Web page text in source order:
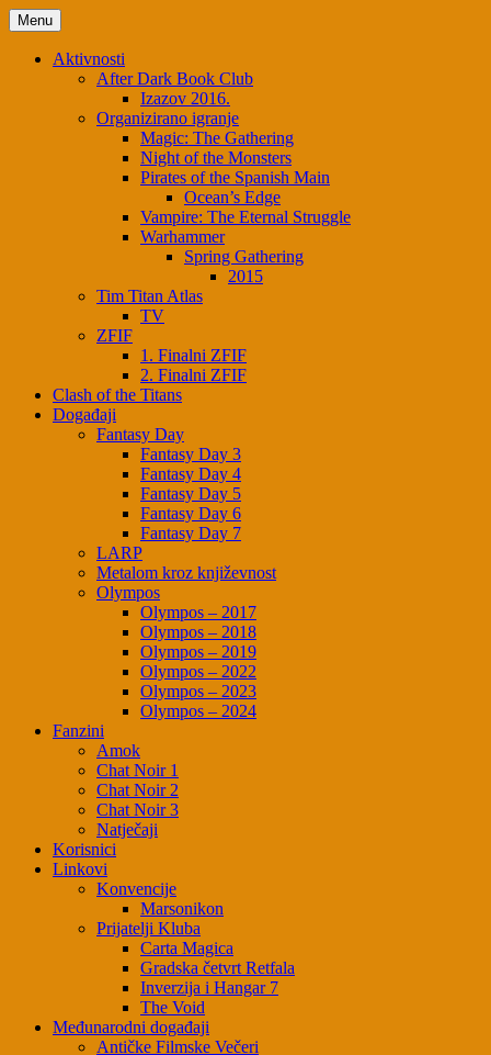
Skip
to
content
Menu
Aktivnosti
After Dark Book Club
Izazov 2016.
Organizirano igranje
Magic: The Gathering
Night of the Monsters
Pirates of the Spanish Main
Ocean’s Edge
Vampire: The Eternal Struggle
Warhammer
Spring Gathering
2015
Tim Titan Atlas
TV
ZFIF
1. Finalni ZFIF
2. Finalni ZFIF
Clash of the Titans
Događaji
Fantasy Day
Fantasy Day 3
Fantasy Day 4
Fantasy Day 5
Fantasy Day 6
Fantasy Day 7
LARP
Metalom kroz književnost
Olympos
Olympos – 2017
Olympos – 2018
Olympos – 2019
Olympos – 2022
Olympos – 2023
Olympos – 2024
Fanzini
Amok
Chat Noir 1
Chat Noir 2
Chat Noir 3
Natječaji
Korisnici
Linkovi
Konvencije
Marsonikon
Prijatelji Kluba
Carta Magica
Gradska četvrt Retfala
Inverzija i Hangar 7
The Void
Međunarodni događaji
Antičke Filmske Večeri